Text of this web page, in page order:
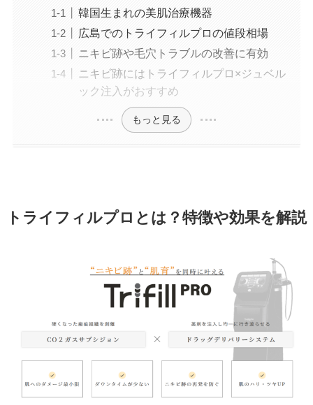
韓国生まれの美肌治療機器
広島でのトライフィルプロの値段相場
ニキビ跡や毛穴トラブルの改善に有効
ニキビ跡にはトライフィルプロ×ジュベル
ック注入がおすすめ
もっと見る
トライフィルプロとは？特徴や効果を解説